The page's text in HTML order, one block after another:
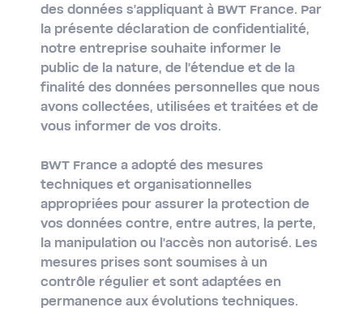
des données s'appliquant à BWT France. Par
la présente déclaration de confidentialité,
notre entreprise souhaite informer le
public de la nature, de l'étendue et de la
finalité des données personnelles que nous
avons collectées, utilisées et traitées et de
vous informer de vos droits.
BWT France a adopté des mesures
techniques et organisationnelles
appropriées pour assurer la protection de
vos données contre, entre autres, la perte,
la manipulation ou l'accès non autorisé. Les
mesures prises sont soumises à un
contrôle régulier et sont adaptées en
permanence aux évolutions techniques.